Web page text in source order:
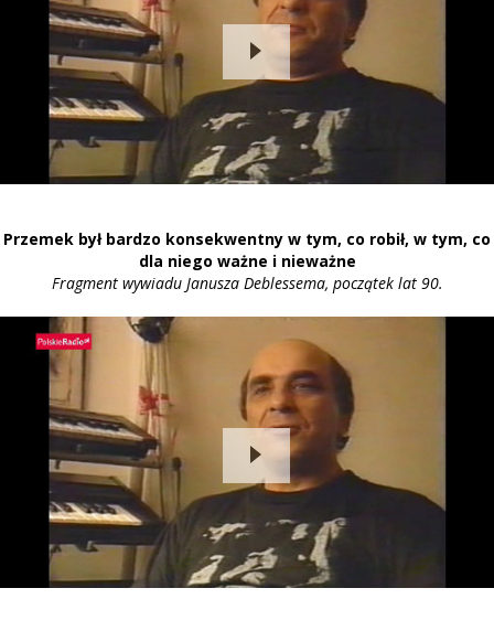
Przemek był bardzo konsekwentny w tym, co robił, w tym, co
dla niego ważne i nieważne
Fragment wywiadu Janusza Deblessema, początek lat 90.